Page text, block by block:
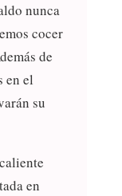
nunca
cocer
de
en el
su
en